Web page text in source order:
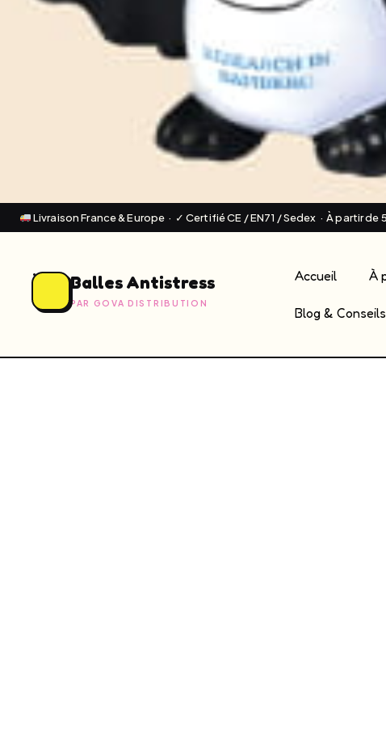
Livraison France & Europe · ✓ Certifié CE / EN71 / Sedex · À partir de
Balles Antistress
PAR GOVA DISTRIBUTION
Accueil À
Blog &